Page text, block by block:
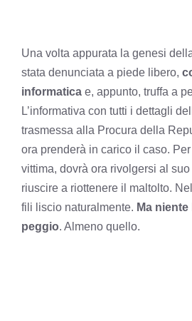
Una volta appurata la genesi
stata denunciata a piede libero,
informatica e, appunto, truffa a
L’informativa con tutti i dettagli
trasmessa alla Procura della
ora prenderà in carico il caso.
vittima, dovrà ora rivolgersi al
riuscire a riottenere il maltolto.
fili liscio naturalmente. Ma
peggio. Almeno quello.